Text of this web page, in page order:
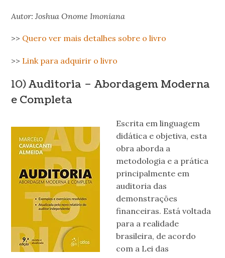
Autor: Joshua Onome Imoniana
>> Quero ver mais detalhes sobre o livro
>> Link para adquirir o livro
10)Auditoria – Abordagem Moderna
e Completa
Escrita em linguagem
didática e objetiva, esta
obra aborda a
metodologia e a prática
principalmente em
auditoria das
demonstrações
financeiras. Está voltada
para a realidade
brasileira, de acordo
com a Lei das